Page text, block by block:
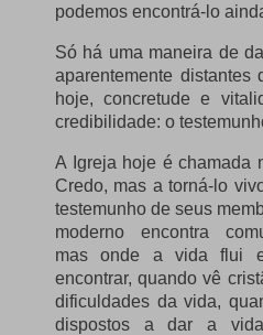
podemos encontrá-lo
Só há uma maneira de
aparentemente
hoje, concretude e
credibilidade: o
A Igreja hoje é chamada
Credo, mas a torná-lo
testemunho de seus
moderno encontra
mas onde a vida flui
encontrar, quando vê
dificuldades da vida,
dispostos a dar a